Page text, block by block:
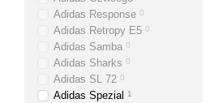
Adidas Response 0
Adidas Retropy E5 0
Adidas Samba 0
Adidas Sharks 0
Adidas SL 72 0
Adidas Spezial 1